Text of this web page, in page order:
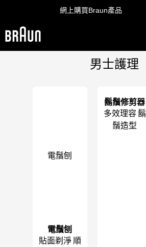
網上購買Braun產品
男士護理
電鬚刨
電鬚刨
貼面剃淨 順
鬍鬚修剪器
多效理容 鬍
鬚造型